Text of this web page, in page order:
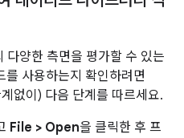
다양한 측면을 평가할 수 있는
를 사용하는지 확인하려면
없이) 다음 단계를 따르세요.
File > Open을 클릭한 후 프